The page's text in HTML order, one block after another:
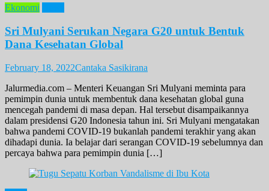
Ekonomi
Sri Mulyani Serukan Negara G20 untuk Bentuk
Dana Kesehatan Global
February 18, 2022Cantaka Sasikirana
Jalurmedia.com – Menteri Keuangan Sri Mulyani meminta para
pemimpin dunia untuk membentuk dana kesehatan global guna
mencegah pandemi di masa depan. Hal tersebut disampaikannya
dalam presidensi G20 Indonesia tahun ini. Sri Mulyani mengatakan
bahwa pandemi COVID-19 bukanlah pandemi terakhir yang akan
dihadapi dunia. Ia belajar dari serangan COVID-19 sebelumnya dan
percaya bahwa para pemimpin dunia […]